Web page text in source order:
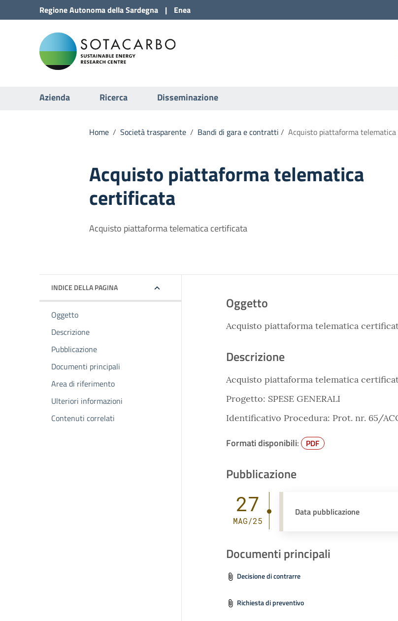
Vai al Contenuto
Vai alla navigazione del sito
Vai al Footer
RegioneAutonoma dellaSardegna | Enea
Submenu
Azienda Ricerca Disseminazione
Home / Società trasparente / Bandi di gara e contratti / Acquisto piattaforma
Acquisto piattaforma telematica
certificata
Acquisto piattaforma telematica certificata
INDICE DELLA PAGINA
Oggetto
Descrizione
Pubblicazione
Documenti principali
Area di riferimento
Ulteriori informazioni
Contenuti correlati
Oggetto
Acquisto piattaforma telematica
Descrizione
Acquisto piattaforma telematica
Progetto: SPESE GENERALI
Identificativo Procedura: Prot. nr. 65/
Formati disponibili: PDF
Pubblicazione
27
MAG/25
Data pubblicazione
Documenti principali
Decisione di contrarre
Richiesta di preventivo